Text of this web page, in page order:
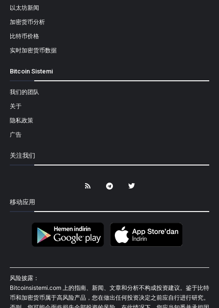
以太坊新闻
加密货币分析
比特币价格
实时加密货币数据
Bitcoin Sistemi
我们的团队
关于
隐私政策
广告
关注我们
移动应用
风险披露：
Bitcoinsistemi.com 上的指南、新闻、文章和分析不构成投资建议。鉴于比特
币和加密货币属于高风险产品，您在做出任何投资决定之前应自行进行研究。